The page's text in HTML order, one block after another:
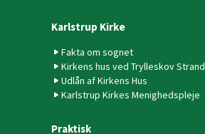
Karlstrup Kirke
Fakta om sognet
Kirkens hus ved Trylleskov Strand
Udlån af Kirkens Hus
Karlstrup Kirkes Menighedspleje
Praktisk